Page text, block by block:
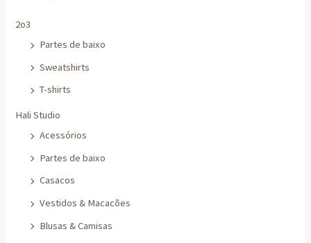
2o3
Partes de baixo
Sweatshirts
T-shirts
Hali Studio
Acessórios
Partes de baixo
Casacos
Vestidos & Macacões
Blusas & Camisas